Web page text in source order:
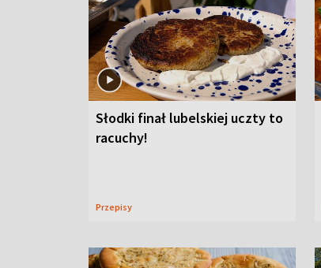
Słodki finał lubelskiej uczty to
racuchy!
Przepisy